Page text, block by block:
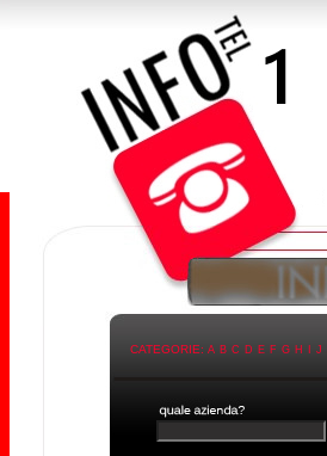
CATEGORIE: A B C D E F G H J